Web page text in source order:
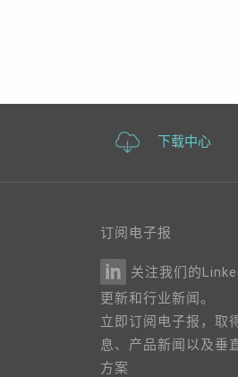
下载中心
订阅电子报
关注我们的
更新和行业新闻。
立即订阅电子报，取
息、产品新闻以及垂
方案